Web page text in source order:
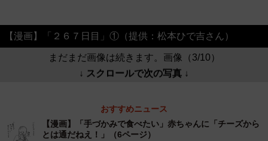
【漫画】「２６７日目」①（提供：松本ひで吉さん）
まだまだ画像は続きます。画像（3/10）
↓ スクロールで次の写真 ↓
おすすめニュース
【漫画】「手づかみで食べたい」赤ちゃんに「チーズから
とは通だねえ！」（6ページ）